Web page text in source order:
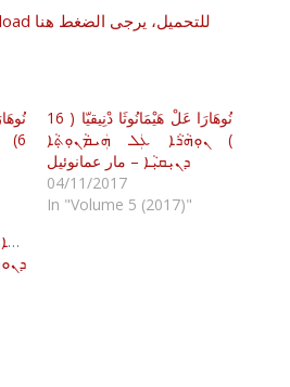
Press Here for Download للتحميل، يرجى الضغط هنا
نُوهَارَا عَلْ هَيْمَانُوثَا دْنِيقيّا ( 16
) ܢܘܼܗܵܪܵܐ ܥܲܠ ܗܲܝܡܵܢܘܼܬ݂ܵܐ
ܕܢܝܼܩܝܼܵܐ – مار عمانوئيل
04/11/2017
In "Volume 5 (2017)"